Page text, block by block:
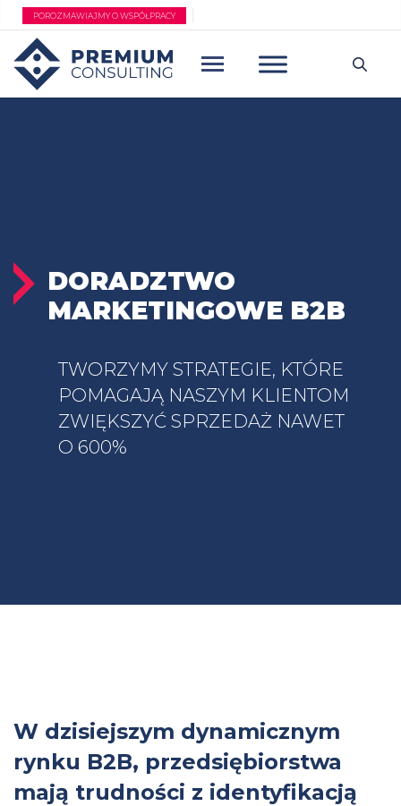
Przejdź
treści
POROZMAWIAJMY O WSPÓŁPRACY
DORADZTWO
MARKETINGOWE B2B
TWORZYMY STRATEGIE, KTÓRE
POMAGAJĄ NASZYM KLIENTOM
ZWIĘKSZYĆ SPRZEDAŻ NAWET
O 600%
W dzisiejszym dynamicznym
rynku B2B, przedsiębiorstwa
mają trudności z identyfikacją